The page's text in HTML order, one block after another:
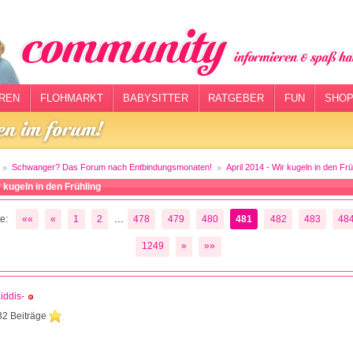
FLOHMARKT BABYSITTER RATGEBER FUN
Schwanger? Das Forum nach Entbindungsmonaten! April 2014 - Wir kugeln in den
kugeln in den Frühling
«« « 1 2 478 479 480 481 482 483
1249 » »»
Beiträge